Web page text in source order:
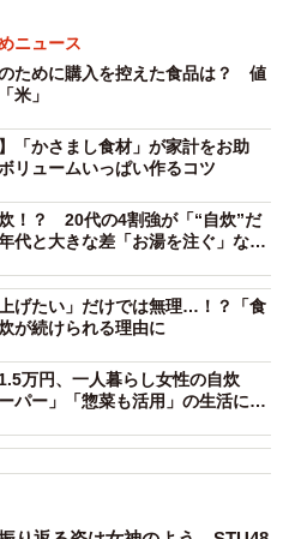
3/6
食材購入の際の節約意識がさらに高
パナソニック調べ）
年4月実施）を受けて、実に
らに高まった」と回答しま
も、コストカットへの意識
す。
ニュース
のために購入を控えた食品は？ 値
米」
「かさまし食材」が家計をお助
リュームいっぱい作るコツ
炊！？ 20代の4割強が「“自炊”だ
代と大きな差「お湯を注ぐ」など
げたい」だけでは無理…！？「食
が続けられる理由に
万円、一人暮らし女性の自炊
ー」「惣菜も活用」の生活に共